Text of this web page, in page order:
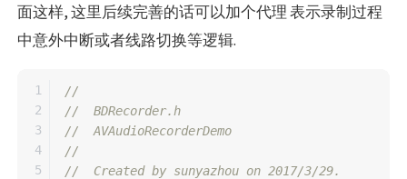
面这样, 这里后续完善的话可以加个代理 表示录制过程
中意外中断或者线路切换等逻辑.
1
2
3
4
5
//
//  BDRecorder.h
//  AVAudioRecorderDemo
//
//  Created by sunyazhou on 2017/3/29.